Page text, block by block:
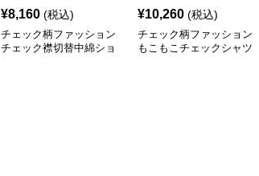
¥8,160 (税込)
チェック柄ファッション
チェック襟切替中綿ショ
¥10,260 (税込)
チェック柄ファッション
もこもこチェックシャツ